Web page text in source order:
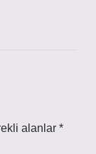
alanlar *